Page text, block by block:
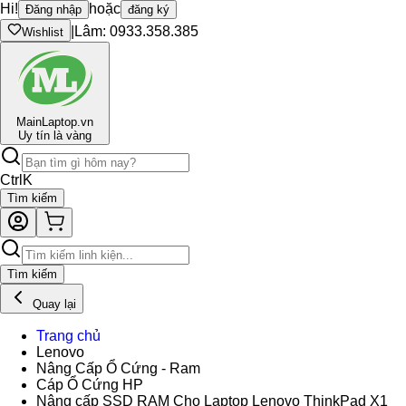
Hi! Đăng nhập hoặc đăng ký
Wishlist
Lâm: 0933.358.385
MainLaptop.vn
Uy tín là vàng
Ctrl K
Tìm kiếm
Tìm kiếm
Quay lại
Trang chủ
Lenovo
Nâng Cấp Ổ Cứng - Ram
Cáp Ổ Cứng HP
Nâng cấp SSD RAM Cho Laptop Lenovo ThinkPad X1